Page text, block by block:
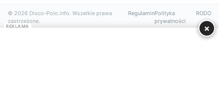
© 2026 Disco-Polo.info. Wszelkie prawa
zastrzeżone.
RegulaminPolityka
prywatności
RODO
REKLAMA ×